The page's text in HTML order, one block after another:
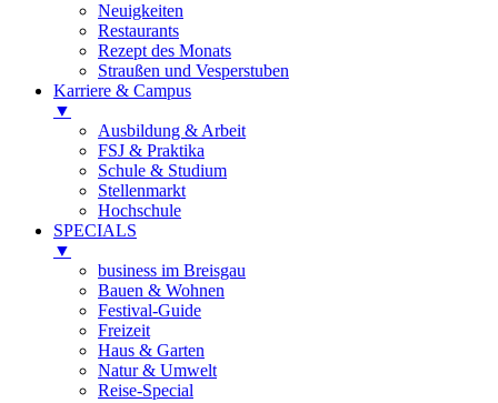
Neuigkeiten
Restaurants
Rezept des Monats
Straußen und Vesperstuben
Karriere & Campus
▼
Ausbildung & Arbeit
FSJ & Praktika
Schule & Studium
Stellenmarkt
Hochschule
SPECIALS
▼
business im Breisgau
Bauen & Wohnen
Festival-Guide
Freizeit
Haus & Garten
Natur & Umwelt
Reise-Special